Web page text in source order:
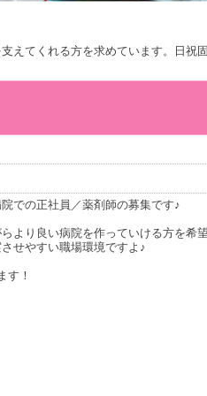
えてくれる方を求めています。日祝
での正社員／薬剤師の募集です♪
より良い病院を作っていける方を希望
せやすい職場環境ですよ♪
す！